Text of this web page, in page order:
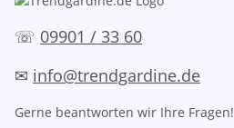
☏ 09901 / 33 60
✉ info@trendgardine.de
Gerne beantworten wir Ihre Fragen!